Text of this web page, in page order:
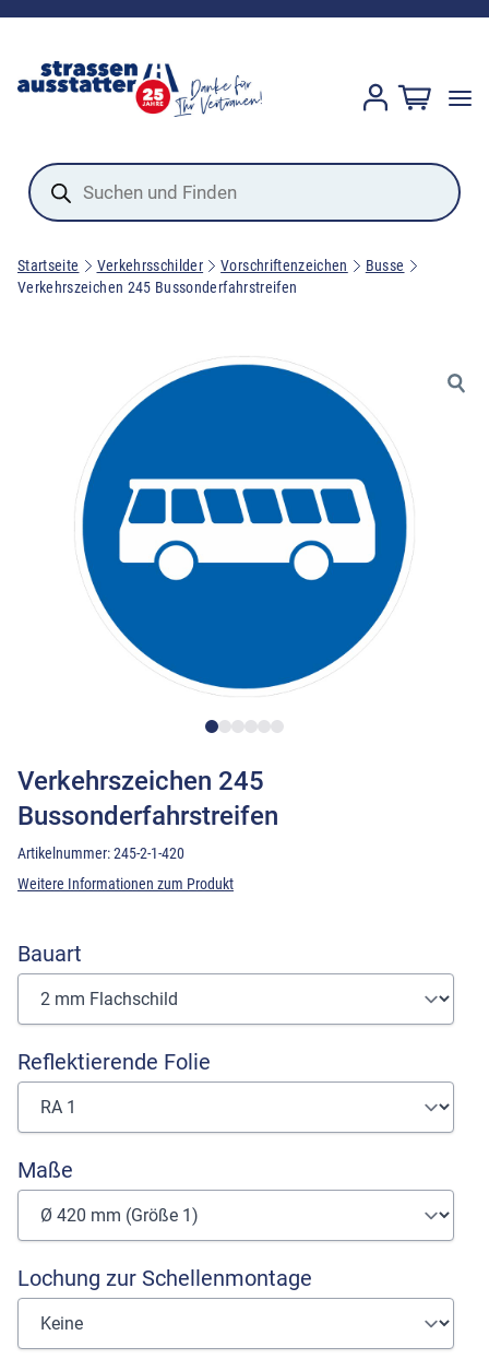
Products
search
Startseite Verkehrsschilder Vorschriftenzeichen
Busse
Verkehrszeichen 245 Bussonderfahrstreifen
Verkehrszeichen 245
Bussonderfahrstreifen
Artikelnummer:245-2-1-420
Weitere Informationen zum Produkt
Bauart
Reflektierende Folie
Maße
Lochung zur Schellenmontage